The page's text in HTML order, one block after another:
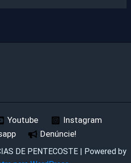
Youtube
Instagram
Denúncie!
DE PENTECOSTE | Powered by